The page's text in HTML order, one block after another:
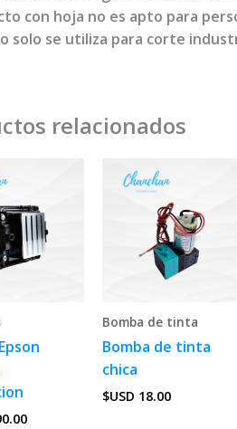
con hoja no es apto para
solo se utiliza para corte
relacionados
Bomba de tinta
Bomba de tinta
chica
$USD 18.00